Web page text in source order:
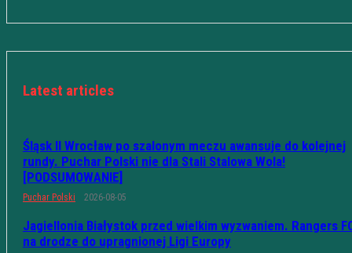
Latest articles
Śląsk II Wrocław po szalonym meczu awansuje do kolejnej
rundy. Puchar Polski nie dla Stali Stalowa Wola!
[PODSUMOWANIE]
Puchar Polski 2026-08-05
Jagiellonia Białystok przed wielkim wyzwaniem. Rangers
na drodze do upragnionej Ligi Europy